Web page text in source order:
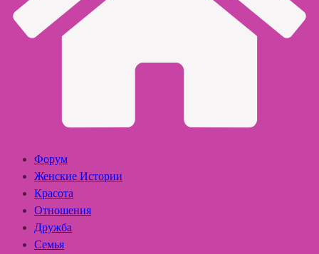
Форум
Женские Истории
Красота
Отношения
Дружба
Семья